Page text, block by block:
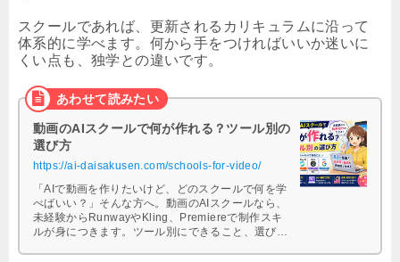
スクールであれば、更新されるカリキュラムに沿って
体系的に学べます。何から手をつければいいか迷いに
くい点も、独学との違いです。
動画のAIスクールで何が作れる？ツール別の
選び方
https://ai-daisakusen.com/schools-for-video/
「AIで動画を作りたいけど、どのスクールで何を学
べばいい？」そんな方へ。動画のAIスクールなら、
未経験からRunwayやKling、Premiereで制作スキ
ルが身につきます。ツール別にできること、選び